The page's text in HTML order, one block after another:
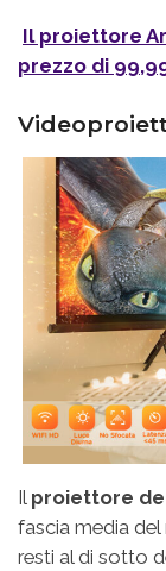
Il proiettore
prezzo di
Il proiettore del
fascia media
resti al di sotto